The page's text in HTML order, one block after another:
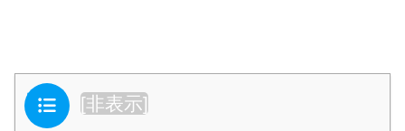
目次 [非表示]